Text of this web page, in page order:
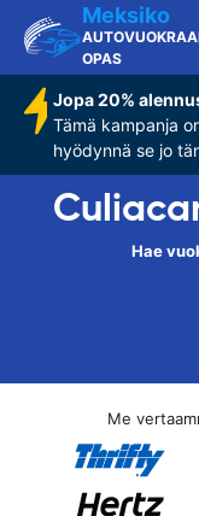
Meksiko
OPAS
Jopa 20%
Tämä kampanja
hyödynnä se jo
Hae
Me